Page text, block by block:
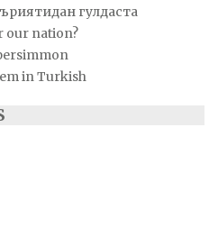
гулдаста
our nation?
in Turkish